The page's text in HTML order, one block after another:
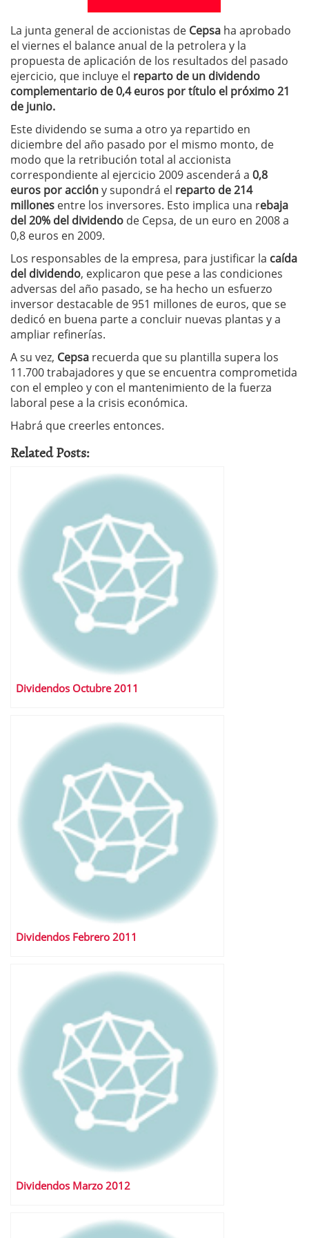
La junta general de accionistas de Cepsa ha aprobado
el viernes el balance anual de la petrolera y la
propuesta de aplicación de los resultados del pasado
ejercicio, que incluye el reparto de un dividendo
complementario de 0,4 euros por título el próximo 21
de junio.
Este dividendo se suma a otro ya repartido en
diciembre del año pasado por el mismo monto, de
modo que la retribución total al accionista
correspondiente al ejercicio 2009 ascenderá a 0,8
euros por accióny supondrá el reparto de 214
millones entre los inversores. Esto implica una rebaja
del 20% del dividendo de Cepsa, de un euro en 2008 a
0,8 euros en 2009.
Los responsables de la empresa, para justificar la caída
del dividendo, explicaron que pese a las condiciones
adversas del año pasado, se ha hecho un esfuerzo
inversor destacable de 951 millones de euros, que se
dedicó en buena parte a concluir nuevas plantas y a
ampliar refinerías.
A su vez, Cepsa recuerda que su plantilla supera los
11.700 trabajadores y que se encuentra comprometida
con el empleo y con el mantenimiento de la fuerza
laboral pese a la crisis económica.
Habrá que creerles entonces.
Related Posts:
Dividendos Octubre 2011
Dividendos Febrero 2011
Dividendos Marzo 2012